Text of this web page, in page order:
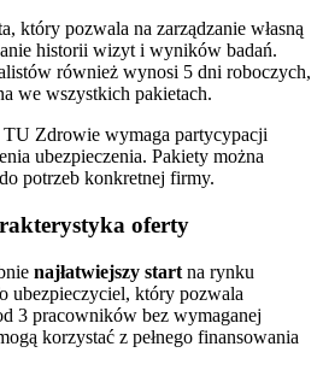
który pozwala na zarządzanie własną
historii wizyt i wyników badań.
również wynosi 5 dni roboczych,
we wszystkich pakietach.
Zdrowie wymaga partycypacji
ubezpieczenia. Pakiety można
potrzeb konkretnej firmy.
oferty
najłatwiejszy start na rynku
ubezpieczyciel, który pozwala
3 pracowników bez wymaganej
korzystać z pełnego finansowania